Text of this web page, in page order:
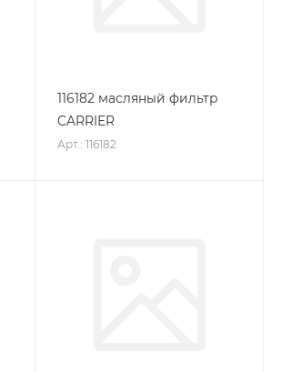
116182 масляный фильтр
CARRIER
Арт.: 116182